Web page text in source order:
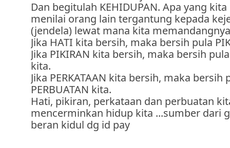
Dan begitulah KEHIDUPAN. Apa yang
menilai orang lain tergantung kepada
(jendela) lewat mana kita
Jika HATI kita bersih, maka bersih pula
Jika PIKIRAN kita bersih, maka bersih pula
kita.
Jika PERKATAAN kita bersih, maka bersih
PERBUATAN kita.
Hati, pikiran, perkataan dan perbuatan
mencerminkan hidup kita ...sumber dari
beran kidul dg id pay